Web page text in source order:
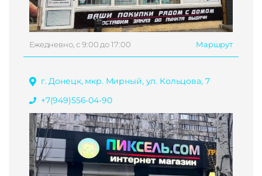
Ежедневно, с 9:00 до 17:00 Маршрут
г. Донецк, мкр. Мирный, ул. Кольцова, 7
+7(949)556-04-90